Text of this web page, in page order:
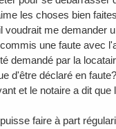
les choses bien
voudrait me demander
une faute avec
demandé par la
d'être déclaré en faute?
et le notaire a dit
faire à part